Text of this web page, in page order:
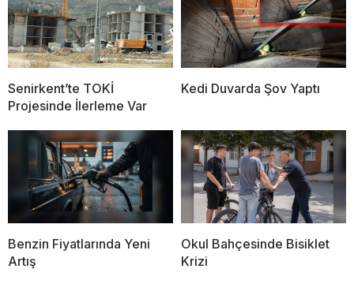
Senirkent’te TOKİ
Projesinde İlerleme Var
Kedi Duvarda Şov Yaptı
Benzin Fiyatlarında Yeni
Artış
Okul Bahçesinde Bisiklet
Krizi